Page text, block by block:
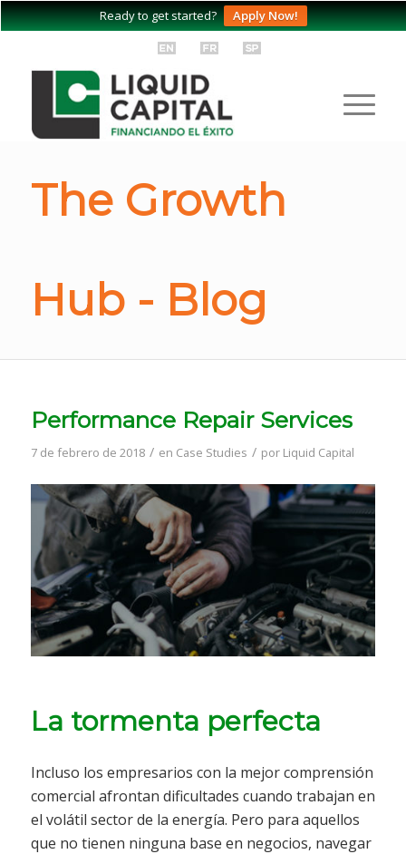
Ready to get started? Apply Now!
The Growth
Hub - Blog
Performance Repair Services
7 de febrero de 2018 / en Case Studies / por Liquid Capital
La tormenta perfecta
Incluso los empresarios con la mejor comprensión
comercial afrontan dificultades cuando trabajan en
el volátil sector de la energía. Pero para aquellos
que no tienen ninguna base en negocios, navegar